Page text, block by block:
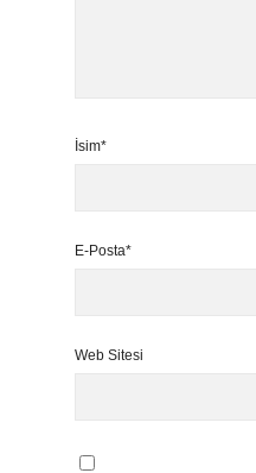
İsim*
E-Posta*
Web Sitesi